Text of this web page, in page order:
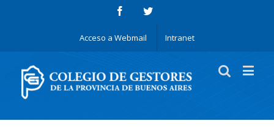
Acceso a Webmail Intranet